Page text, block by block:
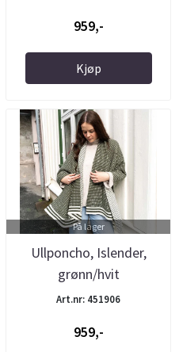
959,-
Kjøp
På lager
Ullponcho, Islender,
grønn/hvit
Art.nr: 451906
959,-